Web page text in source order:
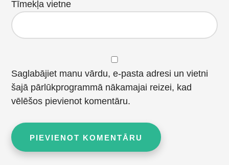
Tīmekļa vietne
Saglabājiet manu vārdu, e-pasta adresi un vietni
šajā pārlūkprogrammā nākamajai reizei, kad
vēlēšos pievienot komentāru.